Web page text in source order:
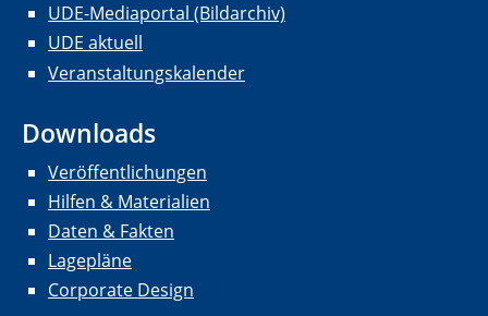
UDE-Mediaportal (Bildarchiv)
UDE aktuell
Veranstaltungskalender
Downloads
Veröffentlichungen
Hilfen & Materialien
Daten & Fakten
Lagepläne
Corporate Design